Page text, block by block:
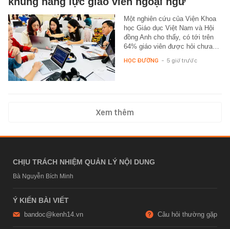
Một nghiên cứu của Viện Khoa
học Giáo dục Việt Nam và Hội
đồng Anh cho thấy, có tới trên
64% giáo viên được hỏi chưa…
HỌC ĐƯỜNG - 5 giờ trước
Xem thêm
CHỊU TRÁCH NHIỆM QUẢN LÝ NỘI DUNG
Bà Nguyễn Bích Minh
Ý KIẾN BÀI VIẾT
bandoc@kenh14.vn Câu hỏi thường gặp